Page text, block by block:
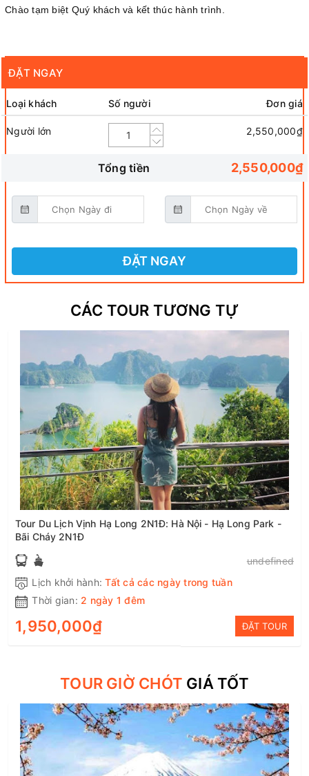
Chào tạm biệt Quý khách và kết thúc hành trình.
ĐẶT NGAY
Loại khách Số người Đơn giá
Người lớn 2,550,000₫
Tổng tiền 2,550,000₫
ĐẶT NGAY
CÁC TOUR TƯƠNG TỰ
Tour Du Lịch Vịnh Hạ Long 2N1Đ: Hà Nội - Hạ Long Park -
Bãi Cháy 2N1Đ
undefined
Lịch khởi hành:Tất cả các ngày trong tuần
Thời gian: 2 ngày 1 đêm
1,950,000₫ ĐẶT TOUR
TOUR GIỜ CHÓT GIÁ TỐT